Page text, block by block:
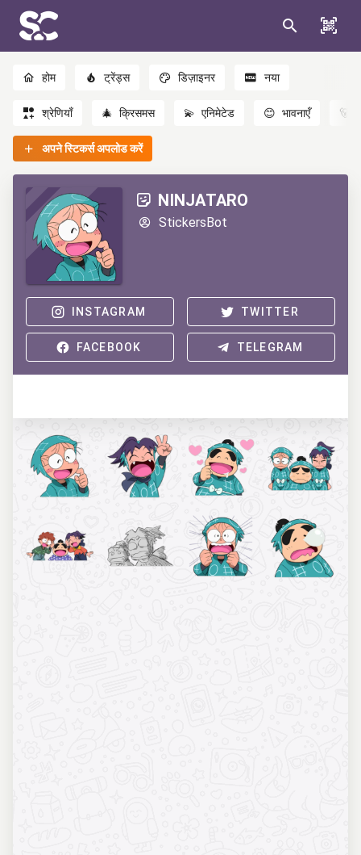
होम ट्रेंड्स डिज़ाइनर नया
श्रेणियाँ 🎄 क्रिसमस 💫 एनिमेटेड 😊 भावनाएँ 🐻
अपने स्टिकर्स अपलोड करें
NINJATARO
StickersBot
INSTAGRAM TWITTER
FACEBOOK TELEGRAM